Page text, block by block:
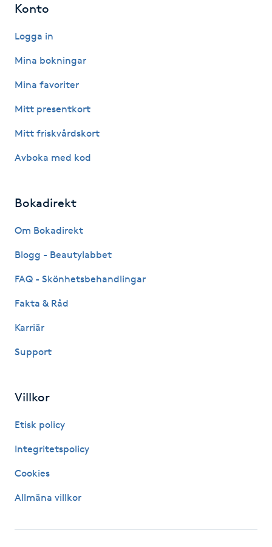
IR-massage
Japansk massage
K18
Keratinbehandling
Kinesisk medicin
Kiropraktik
Klangmassage
Klippning
Klippning ungdom
Koppningsmassage
Konto
Logga in
Mina bokningar
Mina favoriter
Mitt presentkort
Mitt friskvårdskort
Avboka med kod
Bokadirekt
Om Bokadirekt
Blogg - Beautylabbet
FAQ - Skönhetsbehandlingar
Fakta & Råd
Karriär
Support
Villkor
Etisk policy
Integritetspolicy
Cookies
Allmäna villkor